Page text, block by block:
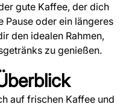
gute Kaffee, der dich
Pause oder ein längeres
den idealen Rahmen,
zu genießen.
auf frischen Kaffee und